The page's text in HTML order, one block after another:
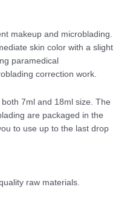
makeup and microblading.
skin color with a slight
paramedical
correction work.
7ml and 18ml size. The
are packaged in the
to use up to the last drop
raw materials.